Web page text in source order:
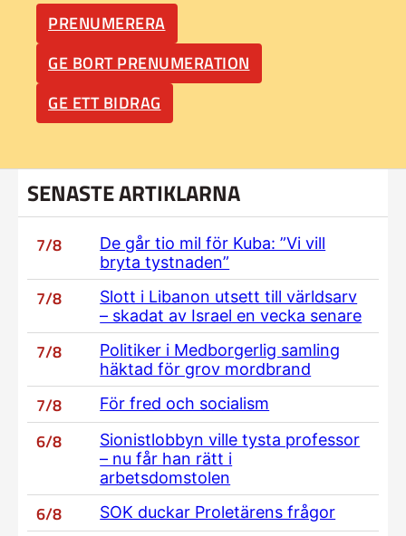
PRENUMERERA
GE BORT PRENUMERATION
GE ETT BIDRAG
SENASTE ARTIKLARNA
7/8
De går tio mil för Kuba: ”Vi vill
bryta tystnaden”
7/8
Slott i Libanon utsett till världsarv
– skadat av Israel en vecka senare
7/8
Politiker i Medborgerlig samling
häktad för grov mordbrand
7/8 För fred och socialism
6/8
Sionistlobbyn ville tysta professor
– nu får han rätt i
arbetsdomstolen
6/8 SOK duckar Proletärens frågor